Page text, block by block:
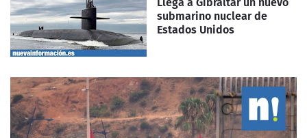
Llega a Gibraltar un nuevo
submarino nuclear de
Estados Unidos